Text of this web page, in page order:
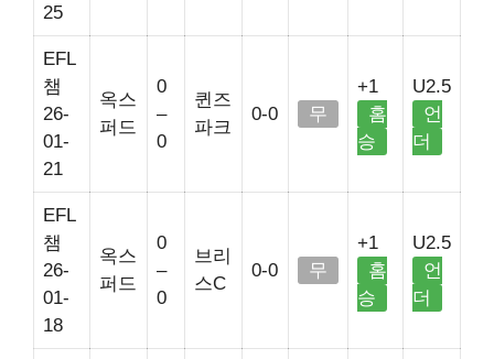
25
EFL
챔
26-
01-
21
옥스
퍼드
0
–
0
퀸즈
파크
0-0 무
+1
홈
승
U2.5
언
더
EFL
챔
26-
01-
18
옥스
퍼드
0
–
0
브리
스C
0-0 무
+1
홈
승
U2.5
언
더